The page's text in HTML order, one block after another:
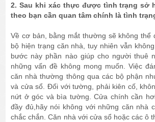
2. Sau khi xác thực được tình trạng sở
theo bạn cần quan tâm chính là tình
Về cơ bản, bằng mắt thường sẽ không thể
bộ hiện trạng căn nhà, tuy nhiên vẫn
bước này phần nào giúp cho người thuê
những vấn đề không mong muốn. Việc
căn nhà thường thông qua các bộ phận
và cửa sổ. Đối với tường, phải kiên cố,
nứt ở góc và bìa tường. Cửa chính cần
đầy đủ,hãy nói không với những căn nhà
chắc chắn. Căn nhà với cửa sổ hoặc các ô